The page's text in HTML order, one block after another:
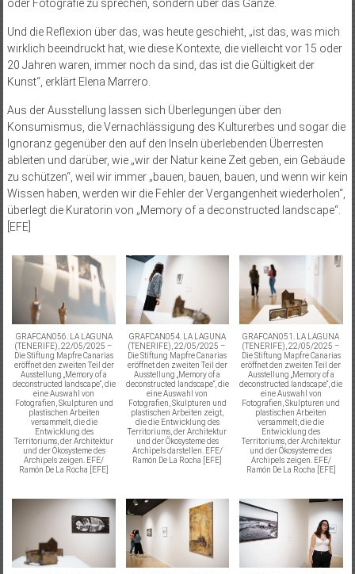
oder Fotografie zu sprechen, sondern über das Ganze.
Und die Reflexion über das, was heute geschieht, „ist das, was mich
wirklich beeindruckt hat, wie diese Kontexte, die vielleicht vor 15 oder
20 Jahren waren, immer noch da sind, das ist die Gültigkeit der
Kunst“, erklärt Elena Marrero.
Aus der Ausstellung lassen sich Überlegungen über den
Konsumismus, die Vernachlässigung des Kulturerbes und sogar die
Ignoranz gegenüber den auf den Inseln überlebenden Überresten
ableiten und darüber, wie „wir der Natur keine Zeit geben, ein Gebäude
zu schützen“, weil wir immer „bauen, bauen, bauen, und wenn wir kein
Wissen haben, werden wir die Fehler der Vergangenheit wiederholen“,
überlegt die Kuratorin von „Memory of a deconstructed landscape“.
[EFE]
GRAFCAN056. LA LAGUNA
(TENERIFE), 22/05/2025 –
Die Stiftung Mapfre Canarias
eröffnet den zweiten Teil der
Ausstellung „Memory of a
deconstructed landscape“, die
eine Auswahl von
Fotografien, Skulpturen und
plastischen Arbeiten
versammelt, die die
Entwicklung des
Territoriums, der Architektur
und der Ökosysteme des
Archipels zeigen. EFE/
Ramón De La Rocha [EFE]
GRAFCAN054. LA LAGUNA
(TENERIFE), 22/05/2025 –
Die Stiftung Mapfre Canarias
eröffnet den zweiten Teil der
Ausstellung „Memory of a
deconstructed landscape“, die
eine Auswahl von
Fotografien, Skulpturen und
plastischen Arbeiten zeigt,
die die Entwicklung des
Territoriums, der Architektur
und der Ökosysteme des
Archipels darstellen. EFE/
Ramón De La Rocha [EFE]
GRAFCAN051. LA LAGUNA
(TENERIFE), 22/05/2025 –
Die Stiftung Mapfre Canarias
eröffnet den zweiten Teil der
Ausstellung „Memory of a
deconstructed landscape“, die
eine Auswahl von
Fotografien, Skulpturen und
plastischen Arbeiten
versammelt, die die
Entwicklung des
Territoriums, der Architektur
und der Ökosysteme des
Archipels zeigen. EFE/
Ramón De La Rocha [EFE]